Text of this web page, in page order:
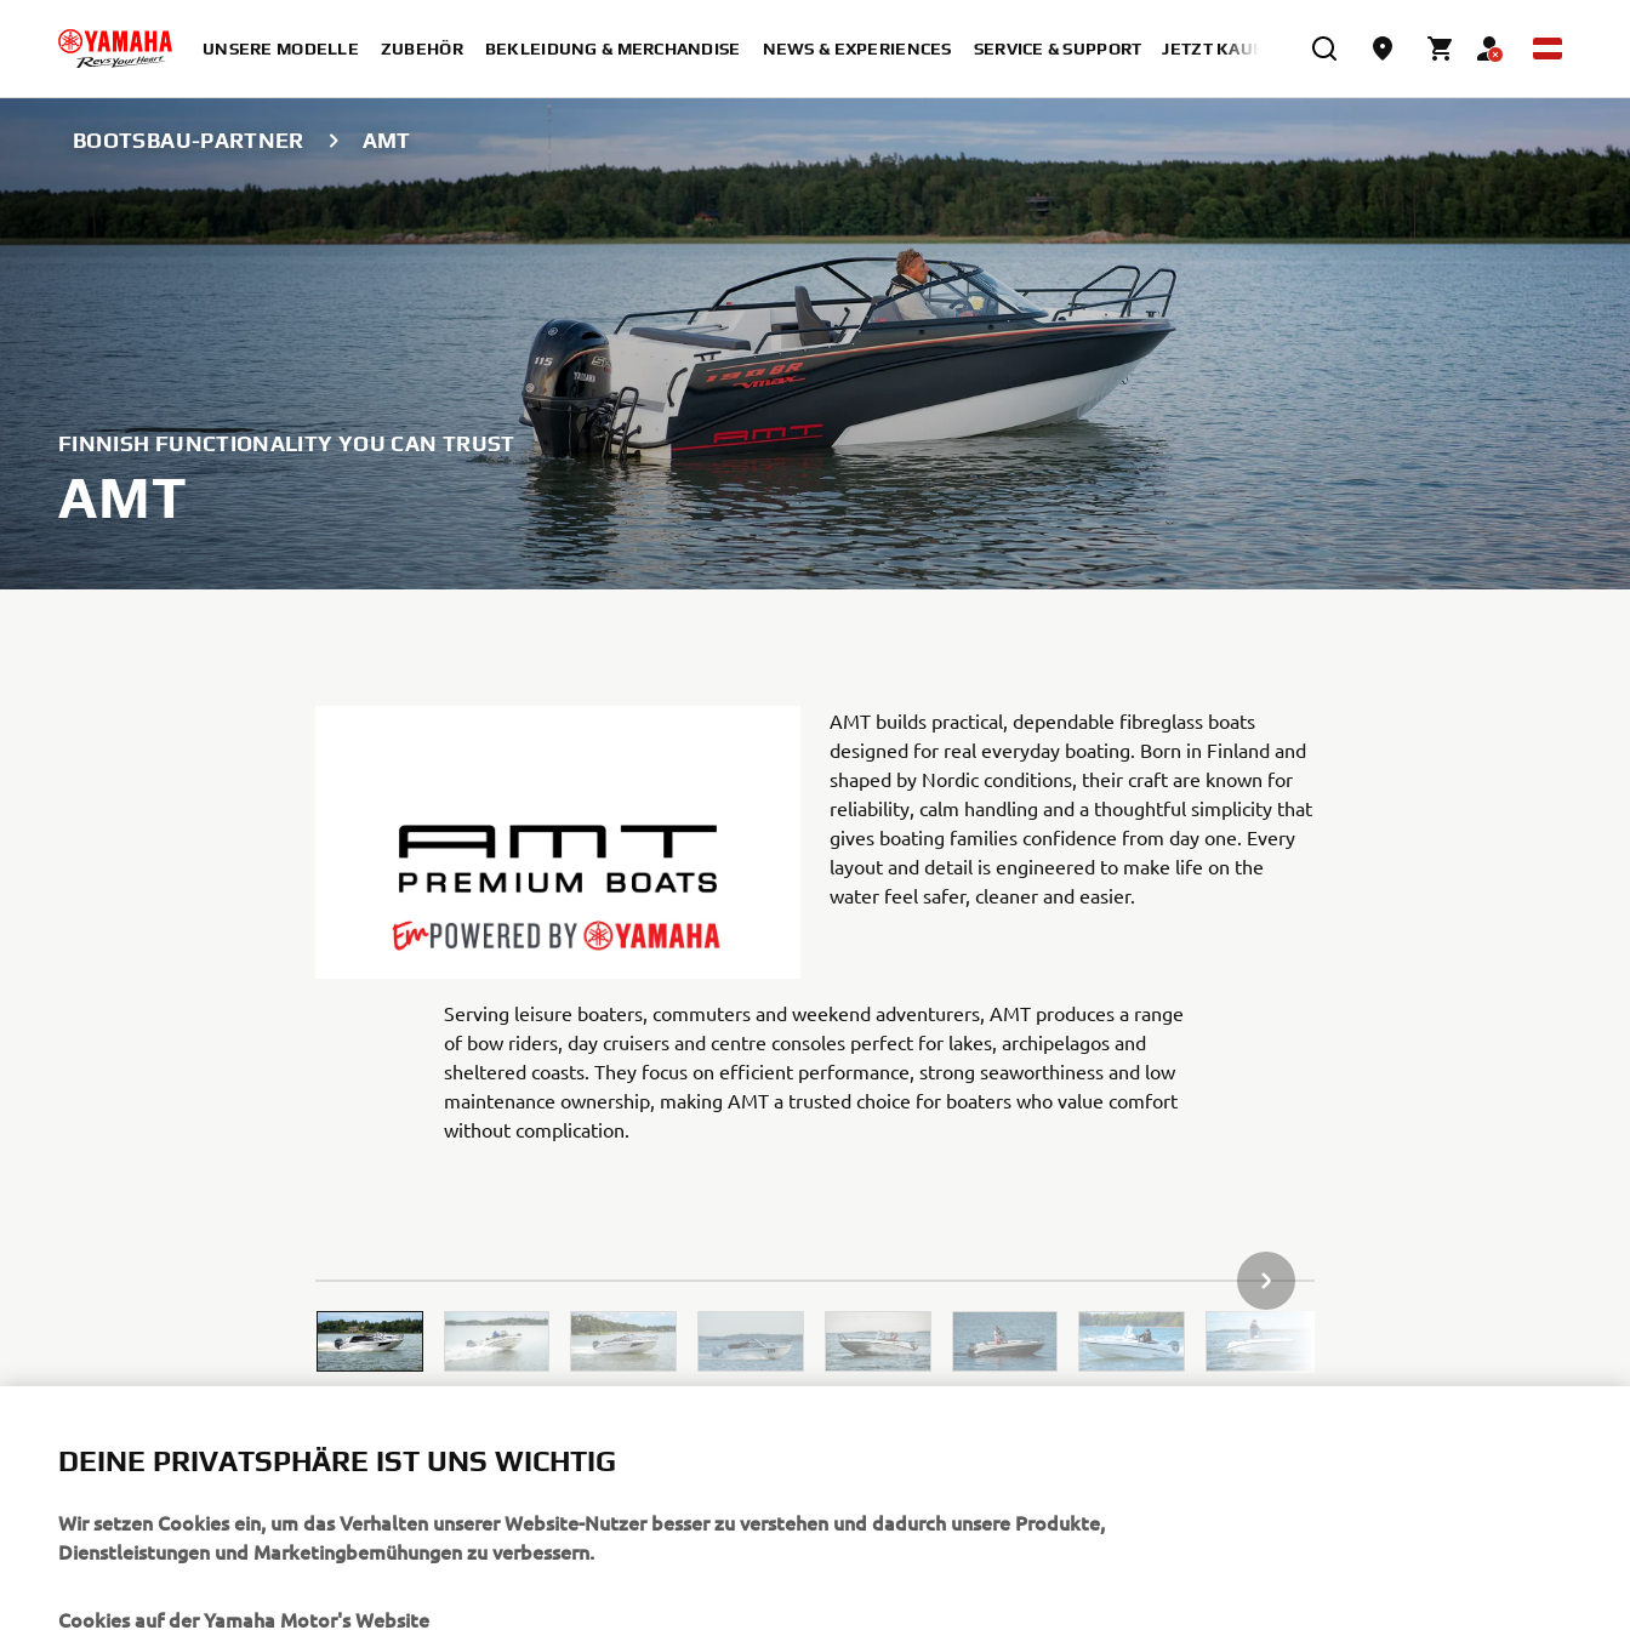
UNSERE MODELLE ZUBEHÖR BEKLEIDUNG & MERCHANDISE NEWS & EXPERIENCES SERVICE & SUPPORT JETZT KAUFEN
BOOTSBAU-PARTNER AMT
FINNISH FUNCTIONALITY YOU CAN TRUST
AMT
AMT builds practical, dependable fibreglass boats
designed for real everyday boating. Born in Finland and
shaped by Nordic conditions, their craft are known for
reliability, calm handling and a thoughtful simplicity that
gives boating families confidence from day one. Every
layout and detail is engineered to make life on the
water feel safer, cleaner and easier.
Serving leisure boaters, commuters and weekend adventurers, AMT produces a range
of bow riders, day cruisers and centre consoles perfect for lakes, archipelagos and
sheltered coasts. They focus on efficient performance, strong seaworthiness and low
maintenance ownership, making AMT a trusted choice for boaters who value comfort
without complication.
NÄCHSTER ARTIKEL IN DER GALERIE
AMT OFFICIAL WEBSITE
DEINE PRIVATSPHÄRE IST UNS WICHTIG
Wir setzen Cookies ein, um das Verhalten unserer Website-Nutzer besser zu verstehen und dadurch unsere Produkte,
Dienstleistungen und Marketingbemühungen zu verbessern.
Cookies auf der Yamaha Motor's Website